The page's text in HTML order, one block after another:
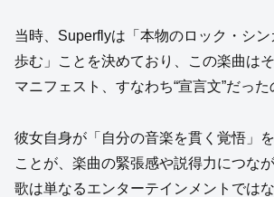
当時、Superflyは「本物のロック・シ
歩む」ことを決めており、この楽曲は
マニフェスト、すなわち“宣言文”だった
彼女自身が「自分の音楽を貫く覚悟」
ことが、楽曲の緊張感や説得力につな
歌は単なるエンターテインメントでは